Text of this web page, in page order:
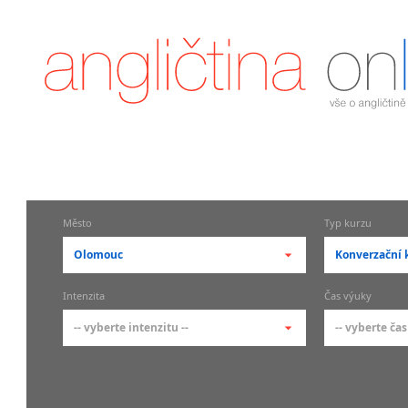
Město
Olomouc
-- vyberte město --
pražské městské části
Typ kurzu
-- vyberte
Intenzita
-- vyberte intenzitu --
Čas výuky
-- vyberte